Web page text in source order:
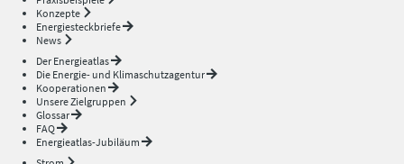
Konzepte
Energiesteckbriefe
News
Der Energieatlas
Die Energie- und Klimaschutzagentur
Kooperationen
Unsere Zielgruppen
Glossar
FAQ
Energieatlas-Jubiläum